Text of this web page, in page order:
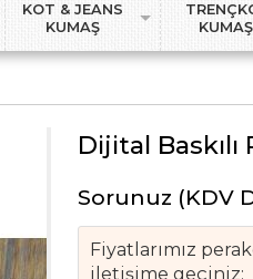
KOT & JEANS
KUMAŞ
Dijital Baskılı
Sorunuz (KDV
Fiyatlarımız
iletişime geçiniz: